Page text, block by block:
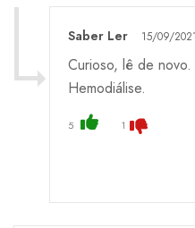
Saber Ler 15/09/
Curioso, lê de
Hemodiálise.
5 1